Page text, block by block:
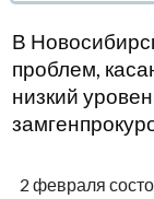
В
проблем,
низкий
2 февраля